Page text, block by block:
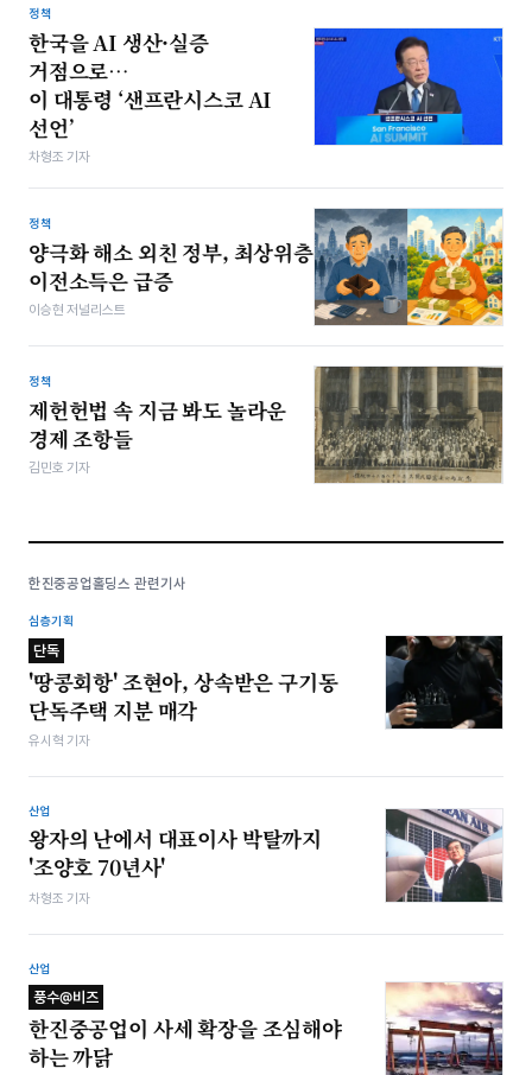
정책
한국을 AI 생산·실증
거점으로…
이 대통령 ‘샌프란시스코 AI
선언’
차형조 기자
정책
양극화 해소 외친 정부, 최상위층
이전소득은 급증
이승현 저널리스트
정책
제헌헌법 속 지금 봐도 놀라운
경제 조항들
김민호 기자
한진중공업홀딩스 관련기사
심층기획
단독
'땅콩회항' 조현아, 상속받은 구기동
단독주택 지분 매각
유시혁 기자
산업
왕자의 난​에서 대표이사 박탈까지
'조양호 70년사'
차형조 기자
산업
풍수@비즈
한진중공업이 사세 확장을 조심해야
하는 까닭